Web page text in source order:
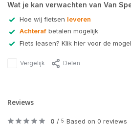
Wat je kan verwachten van Van
Hoe wij fietsen leveren
Achteraf betalen mogelijk
Fiets leasen? Klik hier voor de
Vergelijk Delen
Reviews
0 / 5 Based on 0 reviews